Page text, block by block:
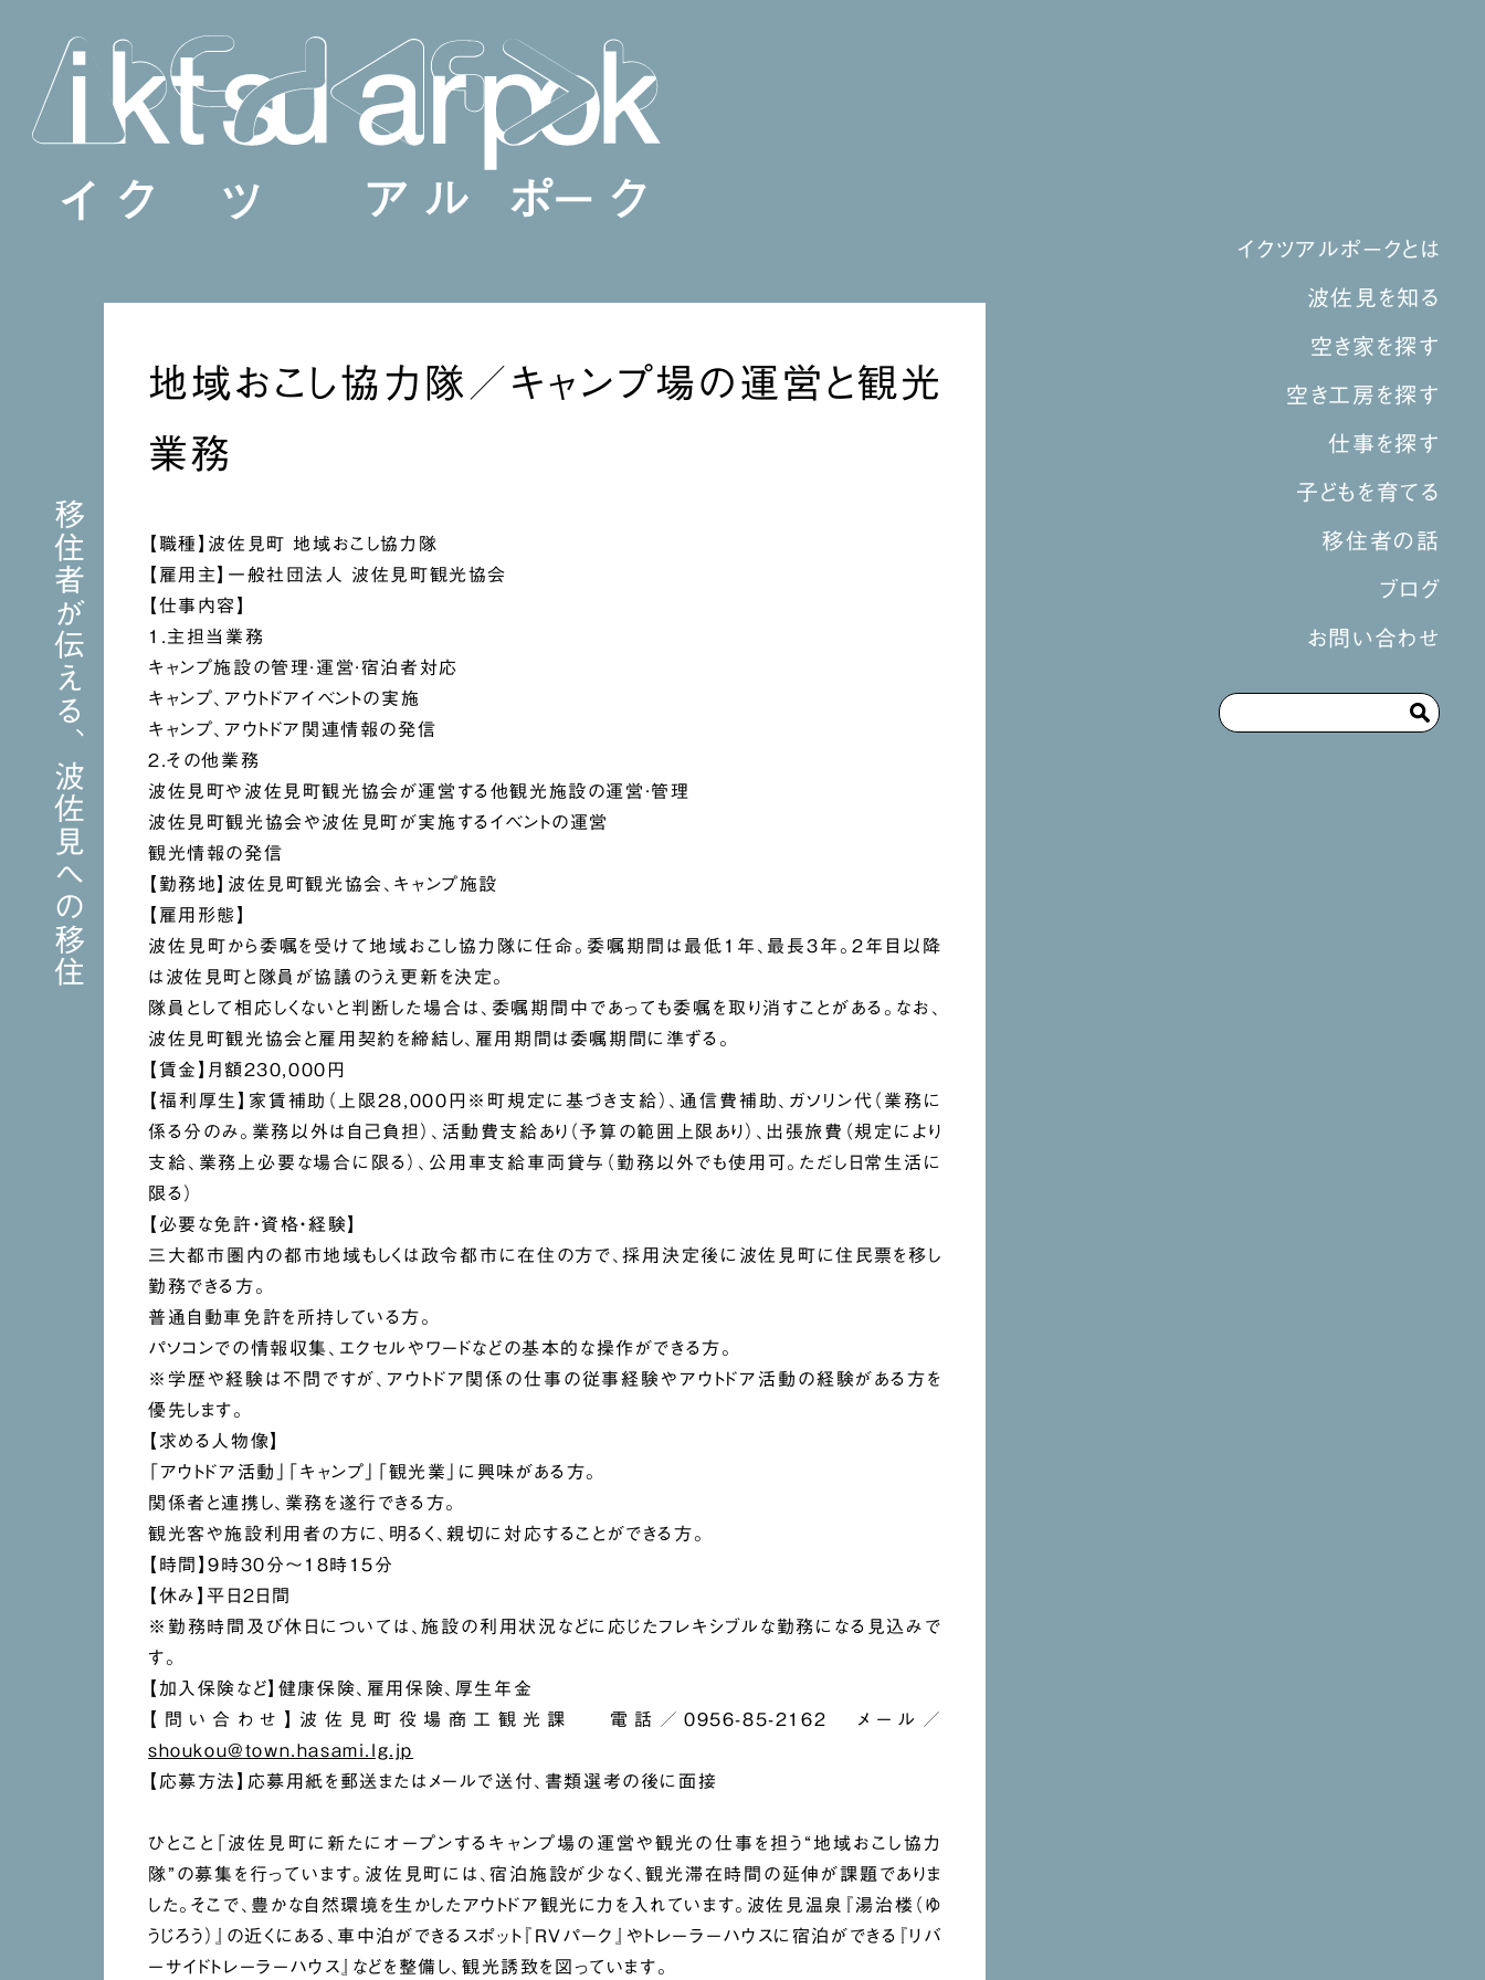
移住者が伝える、波佐見への移住
イクツアルポークとは
波佐見を知る
空き家を探す
空き工房を探す
仕事を探す
子どもを育てる
移住者の話
ブログ
お問い合わせ
地域おこし協力隊／キャンプ場の運営と観光
業務
【職種】波佐見町 地域おこし協力隊
【雇用主】一般社団法人 波佐見町観光協会
【仕事内容】
1.主担当業務
キャンプ施設の管理·運営·宿泊者対応
キャンプ、アウトドアイベントの実施
キャンプ、アウトドア関連情報の発信
2.その他業務
波佐見町や波佐見町観光協会が運営する他観光施設の運営·管理
波佐見町観光協会や波佐見町が実施するイベントの運営
観光情報の発信
【勤務地】波佐見町観光協会、キャンプ施設
【雇用形態】
波佐見町から委嘱を受けて地域おこし協力隊に任命。委嘱期間は最低１年、最長３年。２年目以降
は波佐見町と隊員が協議のうえ更新を決定。
隊員として相応しくないと判断した場合は、委嘱期間中であっても委嘱を取り消すことがある。なお、
波佐見町観光協会と雇用契約を締結し、雇用期間は委嘱期間に準ずる。
【賃金】月額230,000円
【福利厚生】家賃補助（上限28,000円※町規定に基づき支給）、通信費補助、ガソリン代（業務に
係る分のみ。業務以外は自己負担）、活動費支給あり（予算の範囲上限あり）、出張旅費（規定により
支給、業務上必要な場合に限る）、公用車支給車両貸与（勤務以外でも使用可。ただし日常生活に
限る）
【必要な免許・資格・経験】
三大都市圏内の都市地域もしくは政令都市に在住の方で、採用決定後に波佐見町に住民票を移し
勤務できる方。
普通自動車免許を所持している方。
パソコンでの情報収集、エクセルやワードなどの基本的な操作ができる方。
※学歴や経験は不問ですが、アウトドア関係の仕事の従事経験やアウトドア活動の経験がある方を
優先します。
【求める人物像】
「アウトドア活動」「キャンプ」「観光業」に興味がある方。
関係者と連携し、業務を遂行できる方。
観光客や施設利用者の方に、明るく、親切に対応することができる方。
【時間】9時30分〜18時15分
【休み】平日２日間
※勤務時間及び休日については、施設の利用状況などに応じたフレキシブルな勤務になる見込みで
す。
【加入保険など】健康保険、雇用保険、厚生年金
【問い合わせ】波佐見町役場商工観光課 電話／0956-85-2162 メール／
shoukou@town.hasami.lg.jp
【応募方法】応募用紙を郵送またはメールで送付、書類選考の後に面接
ひとこと「波佐見町に新たにオープンするキャンプ場の運営や観光の仕事を担う“地域おこし協力
隊”の募集を行っています。波佐見町には、宿泊施設が少なく、観光滞在時間の延伸が課題でありま
した。そこで、豊かな自然環境を生かしたアウトドア観光に力を入れています。波佐見温泉『湯治楼（ゆ
うじろう）』の近くにある、車中泊ができるスポット『RVパーク』やトレーラーハウスに宿泊ができる『リバ
ーサイドトレーラーハウス』などを整備し、観光誘致を図っています。